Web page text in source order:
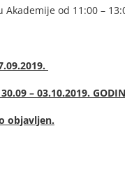
od 11:00 –
– 03.10.2019.
objavljen.